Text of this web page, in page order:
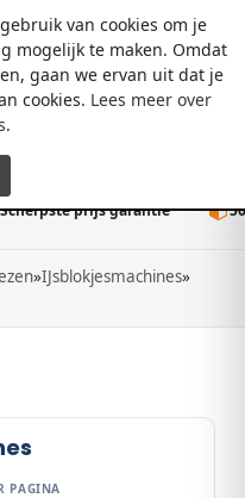
van cookies om je
mogelijk te maken. Omdat
gaan we ervan uit dat je
cookies. Lees meer over
.
0
prijs garantie 50K+
»IJsblokjesmachines»
PAGINA